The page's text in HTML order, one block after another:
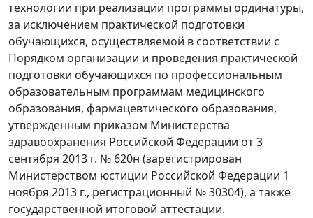
технологии при реализации программы ординатуры,
за исключением практической подготовки
обучающихся, осуществляемой в соответствии с
Порядком организации и проведения практической
подготовки обучающихся по профессиональным
образовательным программам медицинского
образования, фармацевтического образования,
утвержденным приказом Министерства
здравоохранения Российской Федерации от 3
сентября 2013 г. № 620н (зарегистрирован
Министерством юстиции Российской Федерации 1
ноября 2013 г., регистрационный № 30304), а также
государственной итоговой аттестации.